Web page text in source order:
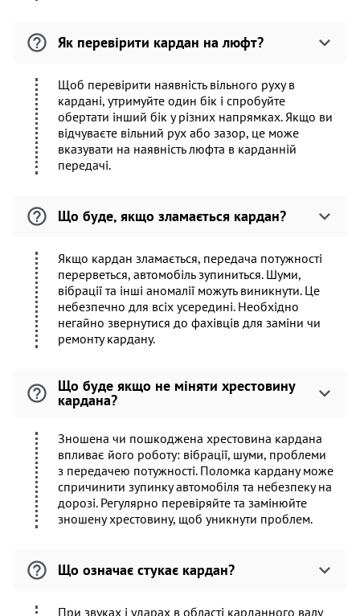
Як перевірити кардан на люфт?
Щоб перевірити наявність вільного руху в
кардані, утримуйте один бік і спробуйте
обертати інший бік у різних напрямках. Якщо ви
відчуваєте вільний рух або зазор, це може
вказувати на наявність люфта в карданній
передачі.
Що буде, якщо зламається кардан?
Якщо кардан зламається, передача потужності
перерветься, автомобіль зупиниться. Шуми,
вібрації та інші аномалії можуть виникнути. Це
небезпечно для всіх усередині. Необхідно
негайно звернутися до фахівців для заміни чи
ремонту кардану.
Що буде якщо не міняти хрестовину
кардана?
Зношена чи пошкоджена хрестовина кардана
впливає його роботу: вібрації, шуми, проблеми
з передачею потужності. Поломка кардану може
спричинити зупинку автомобіля та небезпеку на
дорозі. Регулярно перевіряйте та замінюйте
зношену хрестовину, щоб уникнути проблем.
Що означає стукає кардан?
При звуках і ударах в області карданного валу